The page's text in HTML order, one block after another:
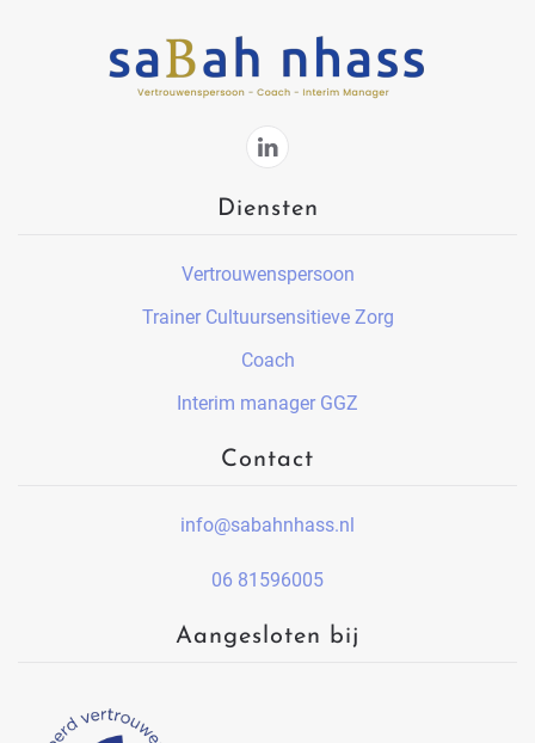
Diensten
Vertrouwenspersoon
Trainer Cultuursensitieve Zorg
Coach
Interim manager GGZ
Contact
info@sabahnhass.nl
06 81596005
Aangesloten bij